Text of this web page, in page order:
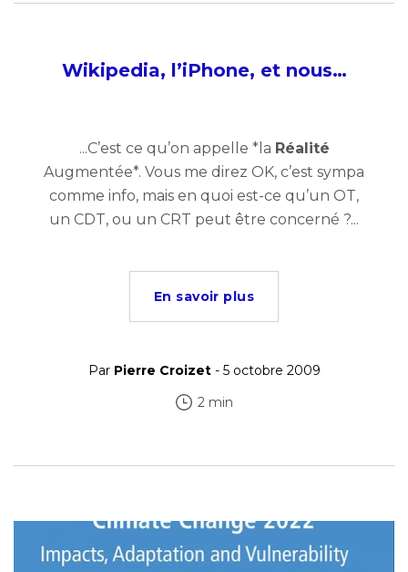
Wikipedia, l’iPhone, et nous…
...C’est ce qu’on appelle *la Réalité
Augmentée*. Vous me direz OK, c’est sympa
comme info, mais en quoi est-ce qu’un OT,
un CDT, ou un CRT peut être concerné ?...
En savoir plus
Par Pierre Croizet- 5 octobre 2009
2 min